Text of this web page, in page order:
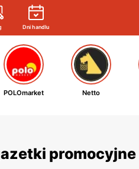
Dni handlu
POLOmarket Netto
promocyjne